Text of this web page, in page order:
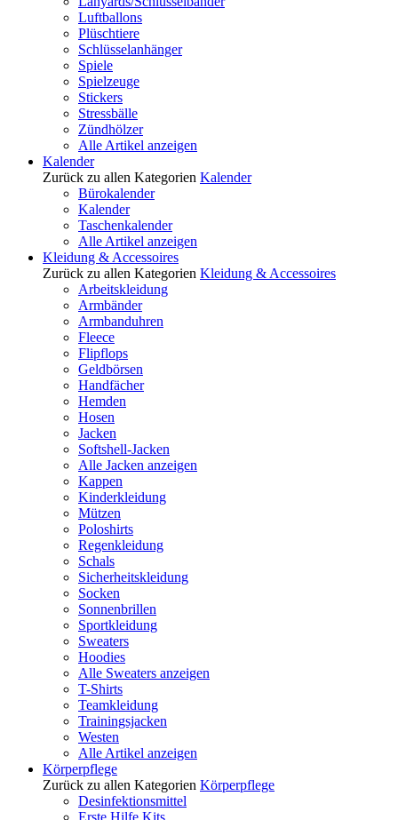
Luftballons
Plüschtiere
Schlüsselanhänger
Spiele
Spielzeuge
Stickers
Stressbälle
Zündhölzer
Alle Artikel anzeigen
Kalender
Zurück zu allen Kategorien Kalender
Bürokalender
Kalender
Taschenkalender
Alle Artikel anzeigen
Kleidung & Accessoires
Zurück zu allen Kategorien Kleidung & Accessoires
Arbeitskleidung
Armbänder
Armbanduhren
Fleece
Flipflops
Geldbörsen
Handfächer
Hemden
Hosen
Jacken
Softshell-Jacken
Alle Jacken anzeigen
Kappen
Kinderkleidung
Mützen
Poloshirts
Regenkleidung
Schals
Sicherheitskleidung
Socken
Sonnenbrillen
Sportkleidung
Sweaters
Hoodies
Alle Sweaters anzeigen
T-Shirts
Teamkleidung
Trainingsjacken
Westen
Alle Artikel anzeigen
Körperpflege
Zurück zu allen Kategorien Körperpflege
Desinfektionsmittel
Erste Hilfe Kits